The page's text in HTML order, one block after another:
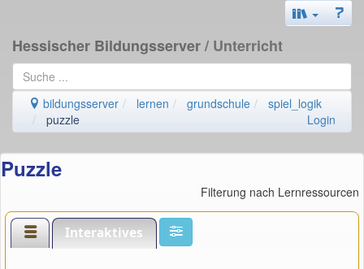
Hessischer Bildungsserver/ Unterricht
bildungsserver lernen grundschule
spiel_logik
puzzle
Login
Puzzle
Filterung nach Lernressourcen
Interaktives